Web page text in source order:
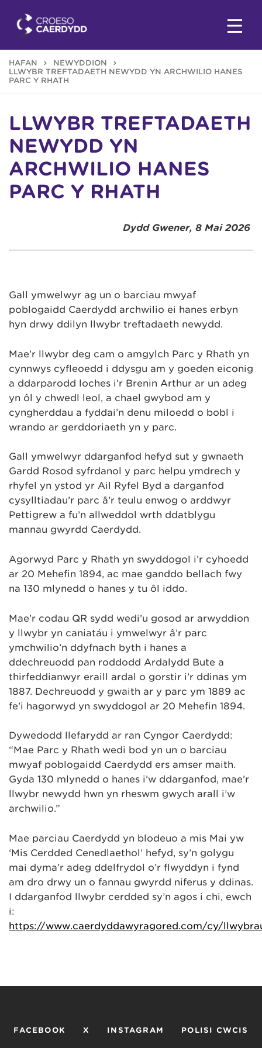
HAFAN
NEWYDDION
LLWYBR TREFTADAETH NEWYDD YN ARCHWILIO HANES
PARC Y RHATH
LLWYBR TREFTADAETH
NEWYDD YN
ARCHWILIO HANES
PARC Y RHATH
Dydd Gwener, 8 Mai 2026
Gall ymwelwyr ag un o barciau mwyaf
poblogaidd Caerdydd archwilio ei hanes erbyn
hyn drwy ddilyn llwybr treftadaeth newydd.
Mae’r llwybr deg cam o amgylch Parc y Rhath yn
cynnwys cyfleoedd i ddysgu am y goeden eiconig
a ddarparodd loches i’r Brenin Arthur ar un adeg
yn ôl y chwedl leol, a chael gwybod am y
cyngherddau a fyddai’n denu miloedd o bobl i
wrando ar gerddoriaeth yn y parc.
Gall ymwelwyr ddarganfod hefyd sut y gwnaeth
Gardd Rosod syfrdanol y parc helpu ymdrech y
rhyfel yn ystod yr Ail Ryfel Byd a darganfod
cysylltiadau’r parc â’r teulu enwog o arddwyr
Pettigrew a fu’n allweddol wrth ddatblygu
mannau gwyrdd Caerdydd.
Agorwyd Parc y Rhath yn swyddogol i’r cyhoedd
ar 20 Mehefin 1894, ac mae ganddo bellach fwy
na 130 mlynedd o hanes y tu ôl iddo.
Mae’r codau QR sydd wedi’u gosod ar arwyddion
y llwybr yn caniatáu i ymwelwyr â’r parc
ymchwilio’n ddyfnach byth i hanes a
ddechreuodd pan roddodd Ardalydd Bute a
thirfeddianwyr eraill ardal o gorstir i’r ddinas ym
1887. Dechreuodd y gwaith ar y parc ym 1889 ac
fe’i hagorwyd yn swyddogol ar 20 Mehefin 1894.
Dywedodd llefarydd ar ran Cyngor Caerdydd:
“Mae Parc y Rhath wedi bod yn un o barciau
mwyaf poblogaidd Caerdydd ers amser maith.
Gyda 130 mlynedd o hanes i’w ddarganfod, mae’r
llwybr newydd hwn yn rheswm gwych arall i’w
archwilio.”
Mae parciau Caerdydd yn blodeuo a mis Mai yw
‘Mis Cerdded Cenedlaethol’ hefyd, sy’n golygu
mai dyma’r adeg ddelfrydol o’r flwyddyn i fynd
am dro drwy un o fannau gwyrdd niferus y ddinas.
I ddarganfod llwybr cerdded sy’n agos i chi, ewch
i:
https://www.caerdyddawyragored.com/cy/
FACEBOOK X INSTAGRAM POLISI CWCIS